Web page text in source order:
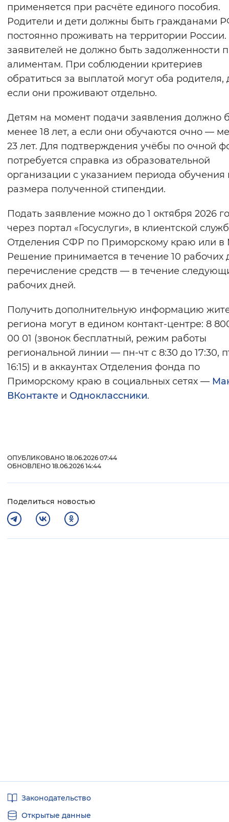
применяется при расчёте единого пособия.
Родители и дети должны быть гражданами
постоянно проживать на территории России.
заявителей не должно быть задолженности
алиментам. При соблюдении критериев
обратиться за выплатой могут оба родителя,
если они проживают отдельно.
Детям на момент подачи заявления должно
менее 18 лет, а если они обучаются очно —
23 лет. Для подтверждения учёбы по очной
потребуется справка из образовательной
организации с указанием периода обучения
размера полученной стипендии.
Подать заявление можно до 1 октября 2026
через портал «Госуслуги», в клиентской
Отделения СФР по Приморскому краю или
Решение принимается в течение 10 рабочих
перечисление средств — в течение
рабочих дней.
Получить дополнительную информацию
региона могут в едином контакт-центре: 8
00 01 (звонок бесплатный, режим работы
региональной линии — пн-чт с 8:30 до 17:30,
16:15) и в аккаунтах Отделения фонда по
Приморскому краю в социальных сетях —
ВКонтакте и Одноклассники.
ОПУБЛИКОВАНО 18.06.2026 07:44
ОБНОВЛЕНО 18.06.2026 14:44
Поделиться новостью
ссылкиЗаконодательство
Открытые данные